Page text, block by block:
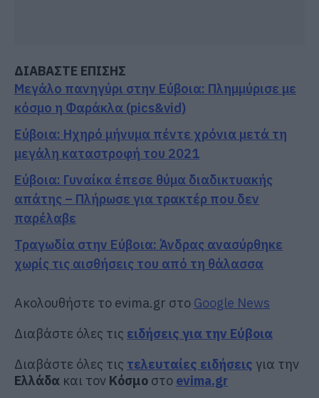
ΔΙΑΒΑΣΤΕ ΕΠΙΣΗΣ
Μεγάλο πανηγύρι στην Εύβοια: Πλημμύρισε με
κόσμο η Φαράκλα (pics&vid)
Εύβοια: Ηχηρό μήνυμα πέντε χρόνια μετά τη
μεγάλη καταστροφή του 2021
Εύβοια: Γυναίκα έπεσε θύμα διαδικτυακής
απάτης – Πλήρωσε για τρακτέρ που δεν
παρέλαβε
Τραγωδία στην Εύβοια: Άνδρας ανασύρθηκε
χωρίς τις αισθήσεις του από τη θάλασσα
Ακολουθήστε το evima.gr στο Google News
Διαβάστε όλες τις ειδήσεις για την Εύβοια
Διαβάστε όλες τις τελευταίες ειδήσεις για την
Ελλάδα και τον Κόσμο στο evima.gr